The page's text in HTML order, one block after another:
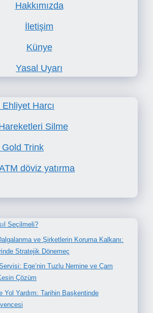
Hakkımızda
İletişim
Künye
Yasal Uyarı
Harcı
Silme
Trink
döviz yatırma
Seçilmeli?
ve Şirketlerin Koruma Kalkanı:
Stratejik Dönemeç
Ege’nin Tuzlu Nemine ve Çam
Çözüm
Yol Yardım: Tarihin Başkentinde